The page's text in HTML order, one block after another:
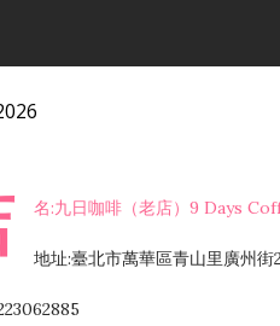
名:九日咖啡（老店）9 Days
地址:臺北市萬華區青山里廣州街